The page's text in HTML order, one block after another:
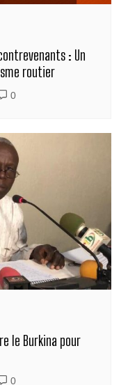
: Un
routier
0
le Burkina pour
0